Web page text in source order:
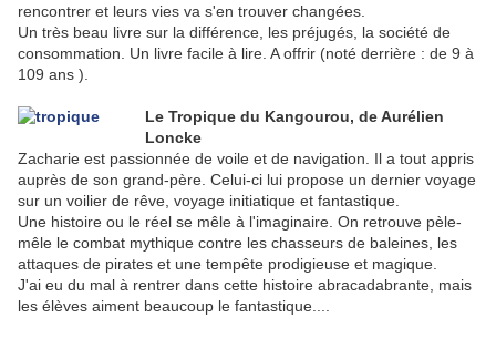
rencontrer et leurs vies va s'en trouver changées.
Un très beau livre sur la différence, les préjugés, la société de
consommation. Un livre facile à lire. A offrir (noté derrière : de 9 à
109 ans ).
Le Tropique du Kangourou, de Aurélien
Loncke
Zacharie est passionnée de voile et de navigation. Il a tout appris
auprès de son grand-père. Celui-ci lui propose un dernier voyage
sur un voilier de rêve, voyage initiatique et fantastique.
Une histoire ou le réel se mêle à l'imaginaire. On retrouve pèle-
mêle le combat mythique contre les chasseurs de baleines, les
attaques de pirates et une tempête prodigieuse et magique.
J'ai eu du mal à rentrer dans cette histoire abracadabrante, mais
les élèves aiment beaucoup le fantastique....